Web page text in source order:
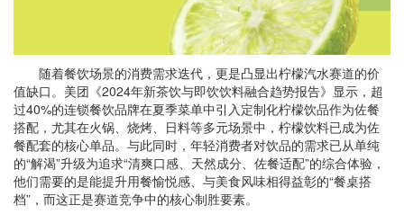
随着餐饮场景的消费需求迭代，更是凸显出柠檬汽水赛道的价
值缺口。美团《2024年新茶饮与即饮饮料融合趋势报告》显示，超
过40%的连锁餐饮品牌在夏季菜单中引入定制化柠檬饮品作为佐餐
搭配，尤其在火锅、烧烤、日料等多元场景中，柠檬饮料已成为佐
餐配套的核心单品。与此同时，年轻消费者对饮品的需求已从单纯
的“解渴”升级为追求“清爽口感、天然成分、佐餐适配”的综合体验，
他们需要的是能提升用餐愉悦感、与美食风味相得益彰的“餐桌搭
档”，而这正是赛道竞争中的核心制胜要素。